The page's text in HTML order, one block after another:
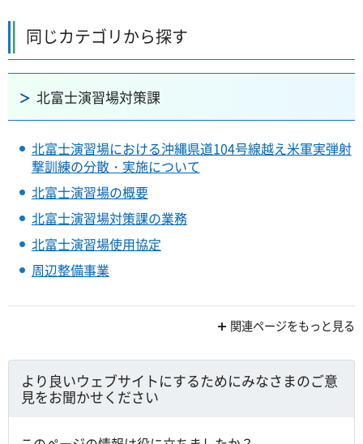
同じカテゴリから探す
北富士演習場対策課
北富士演習場における沖縄県道104号線越え米軍実弾射
撃訓練の分散・実施について
北富士演習場の概要
北富士演習場対策課の業務
北富士演習場使用協定
周辺整備事業
関連ページをもっと見る
より良いウェブサイトにするためにみなさまのご意
見をお聞かせください